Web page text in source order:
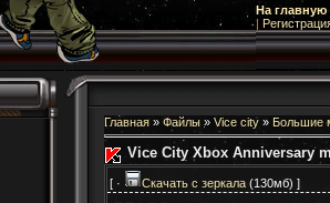
На главную
|
Главная » Файлы » Vice city » Большие
Vice City Xbox Anniversary
[ · Скачать с зеркала (130мб) ]